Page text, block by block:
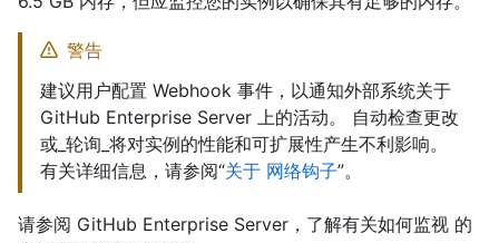
警告
建议用户配置 Webhook 事件，以通知外部系统关于
GitHub Enterprise Server 上的活动。 自动检查更改
或_轮询_将对实例的性能和可扩展性产生不利影响。
有关详细信息，请参阅“关于 网络钩子”。
请参阅 GitHub Enterprise Server，了解有关如何监视 的